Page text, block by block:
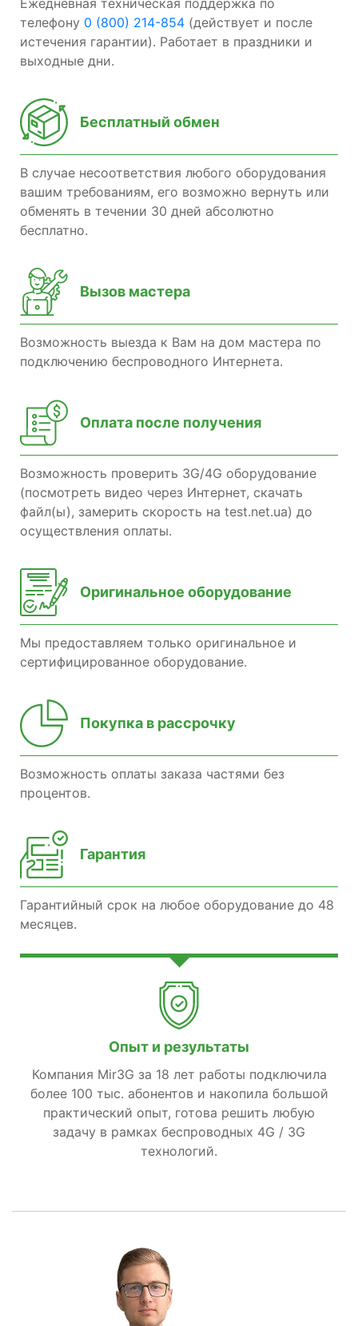
Ежедневная техническая поддержка по
телефону 0 (800) 214-854 (действует и после
истечения гарантии). Работает в праздники и
выходные дни.
Бесплатный обмен
В случае несоответствия любого оборудования
вашим требованиям, его возможно вернуть или
обменять в течении 30 дней абсолютно
бесплатно.
Вызов мастера
Возможность выезда к Вам на дом мастера по
подключению беспроводного Интернета.
Оплата после получения
Возможность проверить 3G/4G оборудование
(посмотреть видео через Интернет, скачать
файл(ы), замерить скорость на test.net.ua) до
осуществления оплаты.
Оригинальное оборудование
Мы предоставляем только оригинальное и
сертифицированное оборудование.
Покупка в рассрочку
Возможность оплаты заказа частями без
процентов.
Гарантия
Гарантийный срок на любое оборудование до 48
месяцев.
Опыт и результаты
Компания Mir3G за 18 лет работы подключила
более 100 тыс. абонентов и накопила большой
практический опыт, готова решить любую
задачу в рамках беспроводных 4G / 3G
технологий.